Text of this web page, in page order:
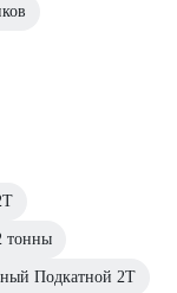
тонны
Подкатной 2Т